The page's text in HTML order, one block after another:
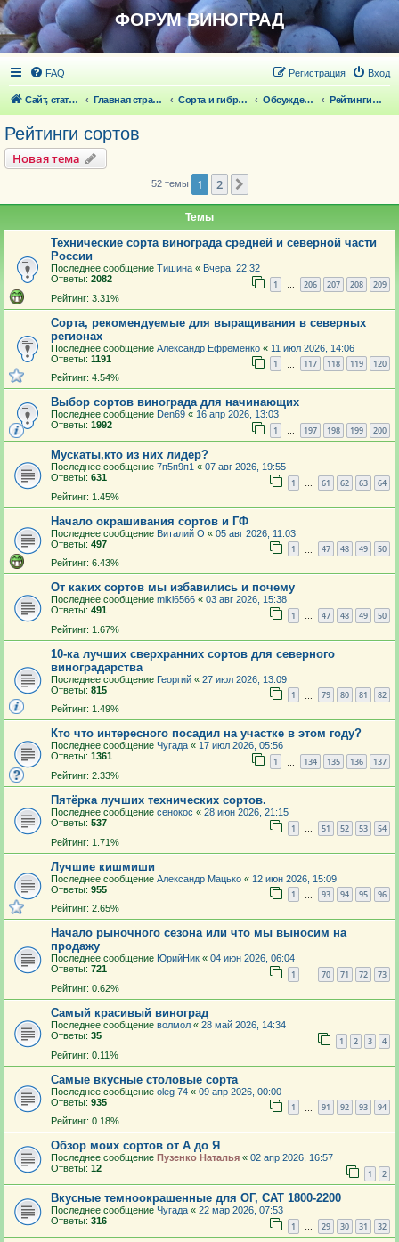
ФОРУМ ВИНОГРАД
FAQ Вход
Регистрация
Сайт, статьи Главная страница Сорта и гибридные формы винограда Обсуждение сортов винограда и новейших ГФ Рейтинги сортов
Рейтинги сортов
Новая тема
52 темы 1 2
Темы
Технические сорта винограда средней и северной части
России
Последнее сообщение Тишина « Вчера, 22:32
Ответы: 2082 1 … 206 207 208 209
Рейтинг: 3.31%
Сорта, рекомендуемые для выращивания в северных
регионах
Последнее сообщение Александр Ефременко « 11 июл 2026, 14:06
Ответы: 1191 1 117 118 119 120
Рейтинг: 4.54%
Выбор сортов винограда для начинающих
Последнее сообщение Den69 « 16 апр 2026, 13:03
Ответы: 1992 1 … 197 198 199 200
Мускаты,кто из них лидер?
Последнее сообщение 7п5п9п1 « 07 авг 2026, 19:55
Ответы: 631 1 … 61 62 63 64
Рейтинг: 1.45%
Начало окрашивания сортов и ГФ
Последнее сообщение Виталий О « 05 авг 2026, 11:03
Ответы: 497 1 47 48 49 50
Рейтинг: 6.43%
От каких сортов мы избавились и почему
Последнее сообщение mikl6566 « 03 авг 2026, 15:38
Ответы: 491 1 … 47 48 49 50
Рейтинг: 1.67%
10-ка лучших сверхранних сортов для северного
виноградарства
Последнее сообщение Георгий « 27 июл 2026, 13:09
Ответы: 815 1 79 80 81 82
Рейтинг: 1.49%
Кто что интересного посадил на участке в этом году?
Последнее сообщение Чугада « 17 июл 2026, 05:56
Ответы: 1361 1 134 135 136 137
Рейтинг: 2.33%
Пятёрка лучших технических сортов.
Последнее сообщение сенокос « 28 июн 2026, 21:15
Ответы: 537 1 … 51 52 53 54
Рейтинг: 1.71%
Лучшие кишмиши
Последнее сообщение Александр Мацько « 12 июн 2026, 15:09
Ответы: 955 1 93 94 95 96
Рейтинг: 2.65%
Начало рыночного сезона или что мы выносим на
продажу
Последнее сообщение ЮрийНик « 04 июн 2026, 06:04
Ответы: 721 1 70 71 72 73
Рейтинг: 0.62%
Самый красивый виноград
Последнее сообщение волмол « 28 май 2026, 14:34
Ответы: 35 1 2 3 4
Рейтинг: 0.11%
Самые вкусные столовые сорта
Последнее сообщение oleg 74 « 09 апр 2026, 00:00
Ответы: 935 1 91 92 93 94
Рейтинг: 0.18%
Обзор моих сортов от А до Я
Последнее сообщение Пузенко Наталья « 02 апр 2026, 16:57
Ответы: 12 1 2
Вкусные темноокрашенные для ОГ, САТ 1800-2200
Последнее сообщение Чугада « 22 мар 2026, 07:53
Ответы: 316 1 … 29 30 31 32